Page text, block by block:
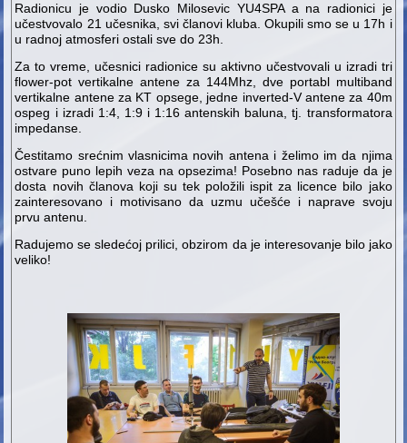
Radionicu je vodio Dusko Milosevic YU4SPA a na radionici je
učestvovalo 21 učesnika, svi članovi kluba. Okupili smo se u 17h i
u radnoj atmosferi ostali sve do 23h.
Za to vreme, učesnici radionice su aktivno učestvovali u izradi tri
flower-pot vertikalne antene za 144Mhz, dve portabl multiband
vertikalne antene za KT opsege, jedne inverted-V antene za 40m
ospeg i izradi 1:4, 1:9 i 1:16 antenskih baluna, tj. transformatora
impedanse.
Čestitamo srećnim vlasnicima novih antena i želimo im da njima
ostvare puno lepih veza na opsezima! Posebno nas raduje da je
dosta novih članova koji su tek položili ispit za licence bilo jako
zainteresovano i motivisano da uzmu učešće i naprave svoju
prvu antenu.
Radujemo se sledećoj prilici, obzirom da je interesovanje bilo jako
veliko!